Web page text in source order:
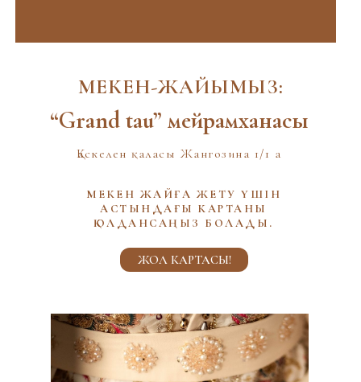
“Grand tau” мейрамханасы
МЕКЕН-ЖАЙЫМЫЗ:
МЕКЕН ЖАЙҒА ЖЕТУ ҮШІН
АСТЫНДАҒЫ КАРТАНЫ
ҚОЛДАНСАҢЫЗ БОЛАДЫ.
Қаскелен қаласы Жангозина 1/1 а
ЖОЛ КАРТАСЫ!